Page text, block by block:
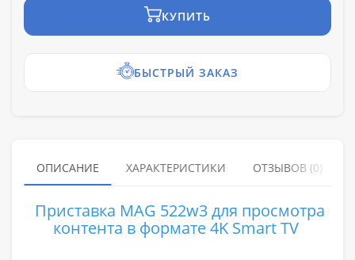
КУПИТЬ
БЫСТРЫЙ ЗАКАЗ
ОПИСАНИЕ ХАРАКТЕРИСТИКИ ОТЗЫВОВ (0)
Приставка MAG 522w3 для просмотра
контента в формате4K Smart TV